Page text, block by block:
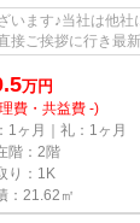
います♪当社は他
接ご挨拶に行き最
万円
費・共益費 -)
1ヶ月｜礼：1ヶ月
階：2階
り：1K
：21.62㎡